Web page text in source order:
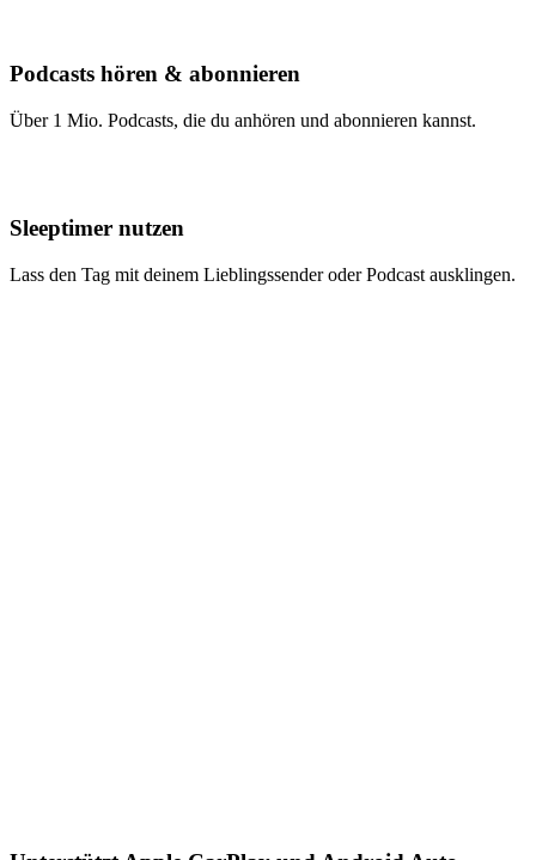
Podcasts hören & abonnieren
Über 1 Mio. Podcasts, die du anhören und abonnieren kannst.
Sleeptimer nutzen
Lass den Tag mit deinem Lieblingssender oder Podcast ausklingen.